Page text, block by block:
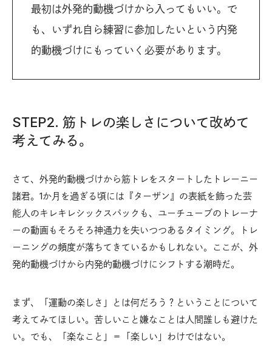
最初は外発的動機づけから入ってもいい。で
も、いずれ自ら練習に参加したいという内発
的動機づけにもっていく必要があります。
STEP2. 筋トレの楽しさについて改めて
考えてみる。
さて、外発的動機づけから筋トレをスタートしたトレーニー
諸君。1か月を過ぎる頃には『ターザン』の表紙を飾った芸
能人のキレキレシックスパックも、ユーチューブのトレーナ
ーの動画もそろそろ神通力を失いつつあるタイミング。トレ
ーニングの頻度が落ちてきているかもしれない。ここが、外
発的動機づけから内発的動機づけにシフトする潮時だ。
まず、「運動の楽しさ」とは何だろう？ということについて
考えてみてほしい。苦しいこと嫌なことは人間誰しも避けた
い。でも、「楽なこと」＝「楽しい」わけではない。